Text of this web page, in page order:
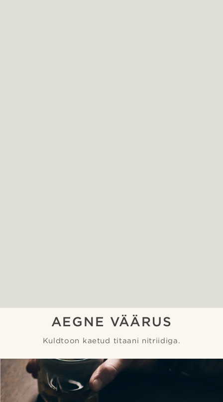
AEGNE VÄÄRUS
Kuldtoon kaetud titaani nitriidiga.